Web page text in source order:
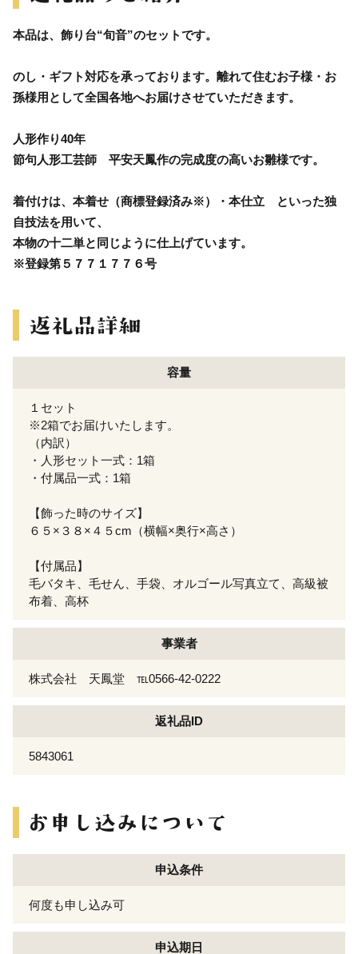
本品は、飾り台“旬音”のセットです。
のし・ギフト対応を承っております。離れて住むお子様・お
孫様用として全国各地へお届けさせていただきます。
人形作り40年
節句人形工芸師 平安天鳳作の完成度の高いお雛様です。
着付けは、本着せ（商標登録済み※）・本仕立 といった独
自技法を用いて、
本物の十二単と同じように仕上げています。
※登録第５７７１７７６号
容量
１セット
※2箱でお届けいたします。
（内訳）
・人形セット一式：1箱
・付属品一式：1箱
【飾った時のサイズ】
６５×３８×４５cm（横幅×奥行×高さ）
【付属品】
毛バタキ、毛せん、手袋、オルゴール写真立て、高級被
布着、高杯
事業者
株式会社 天鳳堂 ℡0566-42-0222
返礼品ID
5843061
申込条件
何度も申し込み可
申込期日